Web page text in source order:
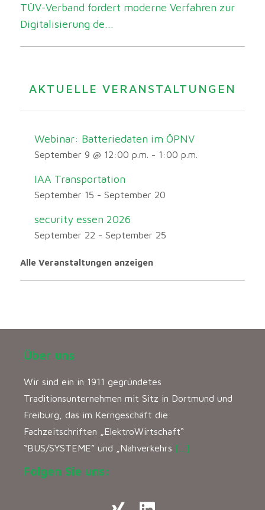
TÜV-Verband fordert moderne Verfahren zur
Digitalisierung de...
AKTUELLE VERANSTALTUNGEN
Webinar: Batteriedaten im ÖPNV
September 9 @ 12:00 p.m. - 1:00 p.m.
IAA Transportation
September 15 - September 20
security essen 2026
September 22 - September 25
Alle Veranstaltungen anzeigen
Über uns
Wir sind ein in 1911 gegründetes
Traditionsunternehmen mit Sitz in Dortmund und
Freiburg, das im Kerngeschäft die
Fachzeitschriften „ElektroWirtschaft“
“BUS/SYSTEME” und „Nahverkehrs […]
Folgen Sie uns: